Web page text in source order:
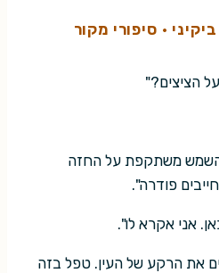
· סיפורי מקור
הציצים?"
השמש משתקפת על החזה
פודרה".
אני אקרא לו".
את הרקע של העין. טפל בזה